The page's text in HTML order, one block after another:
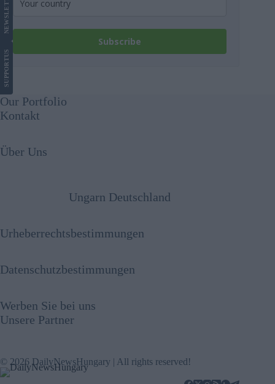
Subscribe
SUPPORT
US
NEWS
Our Portfolio
Kontakt
Über Uns
Ungarn Deutschland
Urheberrechtsbestimmungen
Datenschutzbestimmungen
Werben Sie bei uns
Unsere Partner
© 2026 DailyNewsHungary | All rights reserved!